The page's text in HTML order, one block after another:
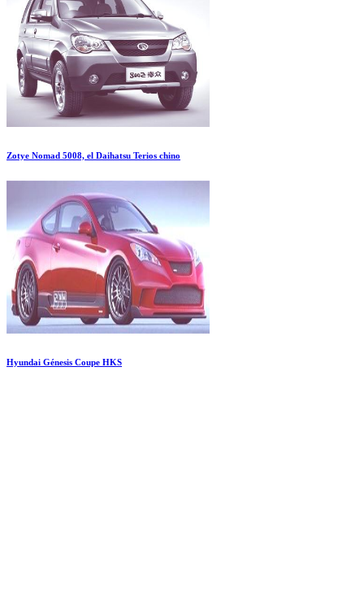
Zotye Nomad 5008, el Daihatsu Terios chino
Hyundai Génesis Coupe HKS